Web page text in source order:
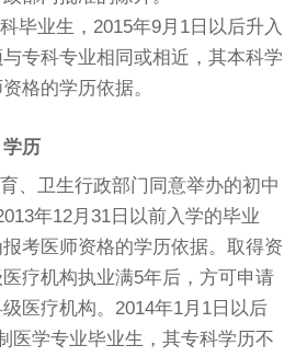
业生，2015年9月1日以后升入
专科专业相同或相近，其本科学
格的学历依据。
学历
卫生行政部门同意举办的初中
年12月31日以前入学的毕业
考医师资格的学历依据。取得资
疗机构执业满5年后，方可申请
医疗机构。2014年1月1日以后
医学专业毕业生，其专科学历不